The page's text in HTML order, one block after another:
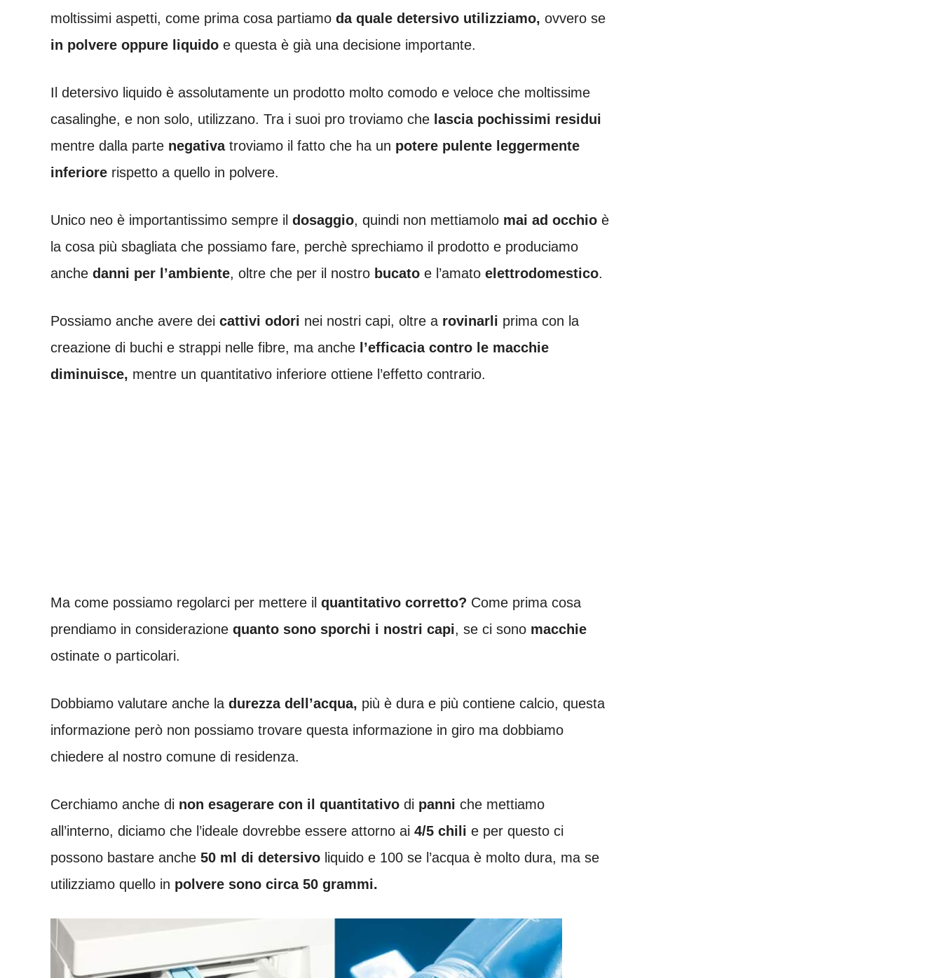
moltissimi aspetti, come prima cosa partiamo da quale detersivo utilizziamo, ovvero se
in polvere oppure liquido e questa è già una decisione importante.
Il detersivo liquido è assolutamente un prodotto molto comodo e veloce che moltissime
casalinghe, e non solo, utilizzano. Tra i suoi pro troviamo che lascia pochissimi residui
mentre dalla parte negativatroviamo il fatto che ha un potere pulente leggermente
inferiore rispetto a quello in polvere.
Unico neo è importantissimo sempre il dosaggio, quindi non mettiamolo mai ad occhio è
la cosa più sbagliata che possiamo fare, perchè sprechiamo il prodotto e produciamo
anche danni per l’ambiente, oltre che per il nostro bucato e l’amato elettrodomestico.
Possiamo anche avere dei cattivi odori nei nostri capi, oltre a rovinarli prima con la
creazione di buchi e strappi nelle fibre, ma anche l’efficacia contro le macchie
diminuisce, mentre un quantitativo inferiore ottiene l’effetto contrario.
Ma come possiamo regolarci per mettere il quantitativo corretto? Come prima cosa
prendiamo in considerazione quanto sono sporchi i nostri capi, se ci sono macchie
ostinate o particolari.
Dobbiamo valutare anche la durezza dell’acqua, più è dura e più contiene calcio, questa
informazione però non possiamo trovare questa informazione in giro ma dobbiamo
chiedere al nostro comune di residenza.
Cerchiamo anche di non esagerare con il quantitativo di panni che mettiamo
all’interno, diciamo che l’ideale dovrebbe essere attorno ai 4/5 chili e per questo ci
possono bastare anche 50 ml di detersivo liquido e 100 se l’acqua è molto dura, ma se
utilizziamo quello in polvere sono circa 50 grammi.